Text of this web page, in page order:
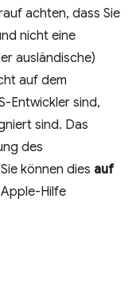
achten, dass Sie
nicht eine
ausländische)
auf dem
Entwickler sind,
sind. Das
des
können dies auf
Hilfe